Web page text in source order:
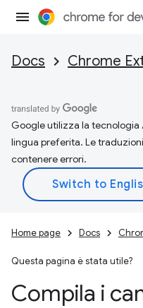
Docs Chrome
Google utilizza la tecnologia
lingua preferita. Le
contenere errori.
Home page Docs
Questa pagina è stata utile?
Compila i